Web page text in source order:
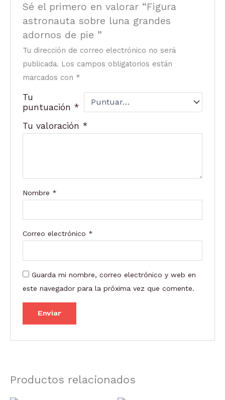
Sé el primero en valorar “Figura
astronauta sobre luna grandes
adornos de pie ”
Tu dirección de correo electrónico no será
publicada. Los campos obligatorios están
marcados con *
Tu
puntuación *
Tu valoración *
Nombre *
Correo electrónico *
Guarda mi nombre, correo electrónico y web en
este navegador para la próxima vez que comente.
Productos relacionados